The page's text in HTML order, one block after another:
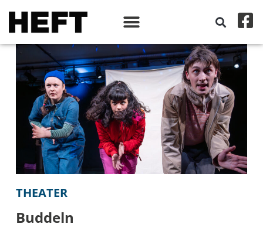
THEATER
Buddeln